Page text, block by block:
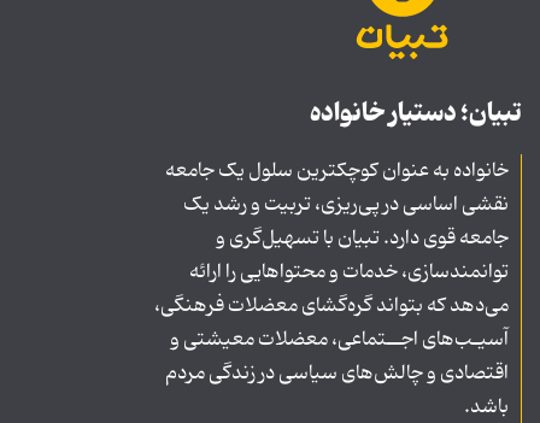
تبیان؛ دستیار خانواده
خانواده به عنوان کوچکترین سلول یک جامعه
نقشی اساسی در پی‌ریزی، تربیت و رشد یک
جامعه قوی دارد. تبیان با تسهیل‌گری و
توانمندسازی، خدمات و محتواهایی را ارائه
می‌دهد که بتواند گره‌گشای معضلات فرهنگی،
آسیـب‌های اجــتماعی، معضلات معیشتی و
اقتصادی و چالش‌های سیاسی در زندگی مردم
باشد.